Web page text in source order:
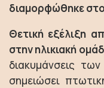
διαμορφώθηκε
Θετική εξέλιξη
στην ηλικιακή
διακυμάνσεις
σημειώσει